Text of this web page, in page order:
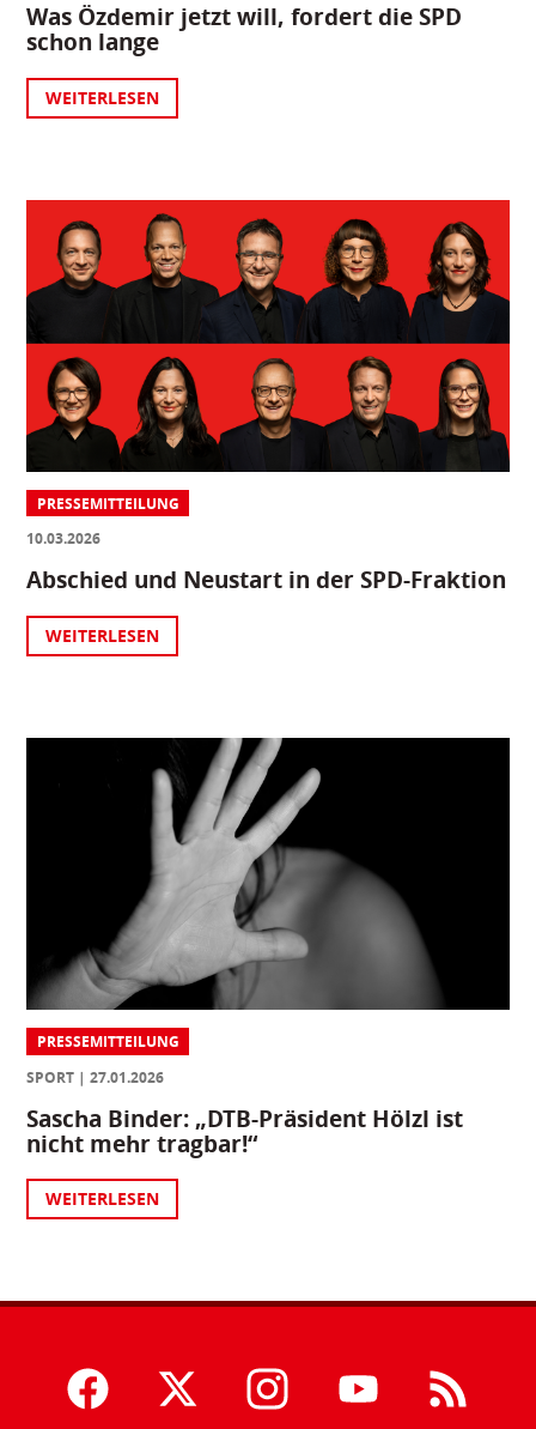
Was Özdemir jetzt will, fordert die SPD
schon lange
WEITERLESEN
PRESSEMITTEILUNG
10.03.2026
Abschied und Neustart in der SPD-Fraktion
WEITERLESEN
PRESSEMITTEILUNG
SPORT
27.01.2026
Sascha Binder: „DTB-Präsident Hölzl ist
nicht mehr tragbar!“
WEITERLESEN